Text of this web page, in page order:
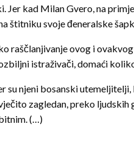
Jer kad Milan Gvero, na
štitniku svoje đeneralske
raščlanjivanje ovog i
istraživači, domaći
njeni bosanski
zagledan, preko ljudskih
(…)